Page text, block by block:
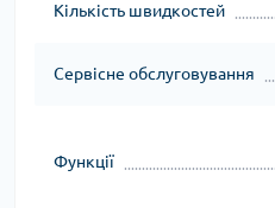
Кількість швидкостей
Сервісне обслуговування
Функції